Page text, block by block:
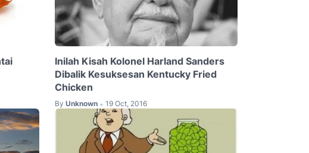
Inilah Kisah Kolonel Harland Sanders
Dibalik Kesuksesan Kentucky Fried
Chicken
By Unknown • 19 Oct, 2016